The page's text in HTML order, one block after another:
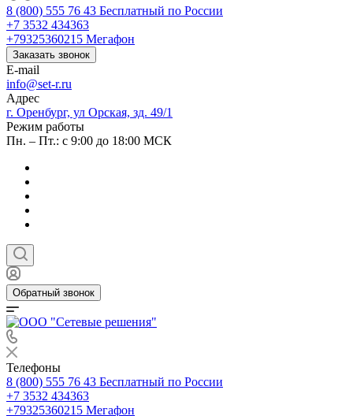
8 (800) 555 76 43 Бесплатный по России
+7 3532 434363
+79325360215 Мегафон
Заказать звонок
E-mail
info@set-r.ru
Адрес
г. Оренбург, ул Орская, зд. 49/1
Режим работы
Пн. – Пт.: с 9:00 до 18:00 МСК
Обратный звонок
Телефоны
8 (800) 555 76 43 Бесплатный по России
+7 3532 434363
+79325360215 Мегафон